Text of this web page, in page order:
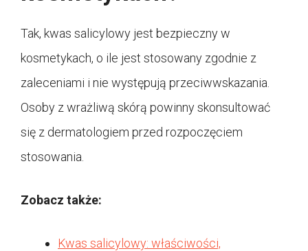
Tak, kwas salicylowy jest bezpieczny w
kosmetykach, o ile jest stosowany zgodnie z
zaleceniami i nie występują przeciwwskazania.
Osoby z wrażliwą skórą powinny skonsultować
się z dermatologiem przed rozpoczęciem
stosowania.
Zobacz także:
Kwas salicylowy: właściwości,